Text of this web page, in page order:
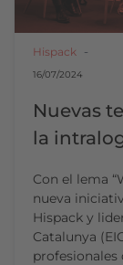
Hispack
16/07/2024
Nuevas
la
Con el lema
nueva
Hispack y
Catalunya
profesionales